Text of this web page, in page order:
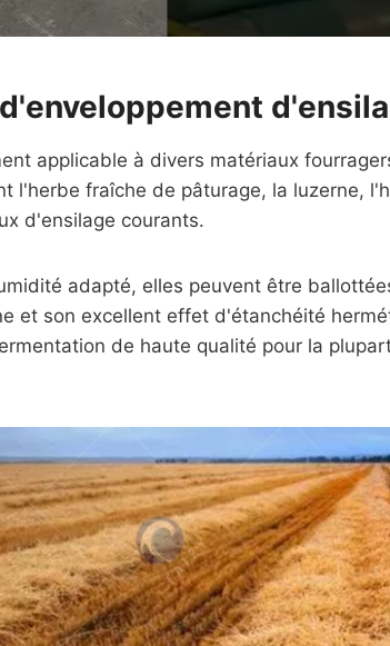
applicable à divers matériaux
fraîche de pâturage, la luzerne,
d'ensilage courants.
adapté, elles peuvent être
et son excellent effet d'étanchéité
de haute qualité pour la